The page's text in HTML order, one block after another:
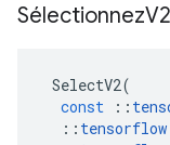
SélectionnezV2
SelectV2(
const
::
:: tensorflow